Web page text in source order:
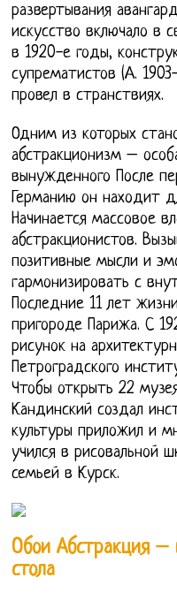
развертывания
искусство включало в
в 1920-е годы,
супрематистов (А.
провел в странствиях.
Одним из которых
абстракционизм –
вынужденного После
Германию он находит
Начинается массовое
абстракционистов.
позитивные мысли и
гармонизировать с
Последние 11 лет
пригороде Парижа. С
рисунок на
Петроградского
Чтобы открыть 22
Кандинский создал
культуры приложил и
учился в рисовальной
семьей в Курск.
Обои Абстракция –
стола